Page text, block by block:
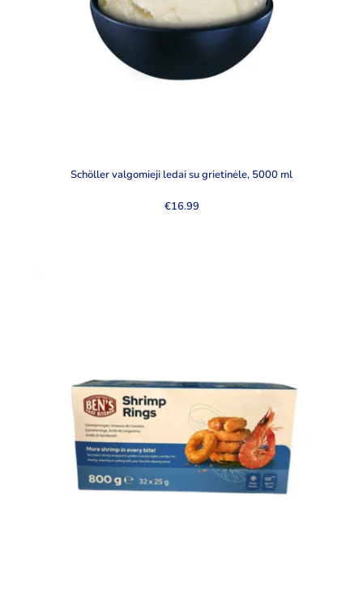
Schöller valgomieji ledai su grietinėle, 5000 ml
€16.99